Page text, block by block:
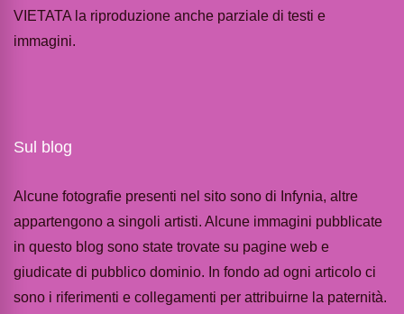
VIETATA la riproduzione anche parziale di testi e
immagini.
Sul blog
Alcune fotografie presenti nel sito sono di Infynia, altre
appartengono a singoli artisti. Alcune immagini pubblicate
in questo blog sono state trovate su pagine web e
giudicate di pubblico dominio. In fondo ad ogni articolo ci
sono i riferimenti e collegamenti per attribuirne la paternità.